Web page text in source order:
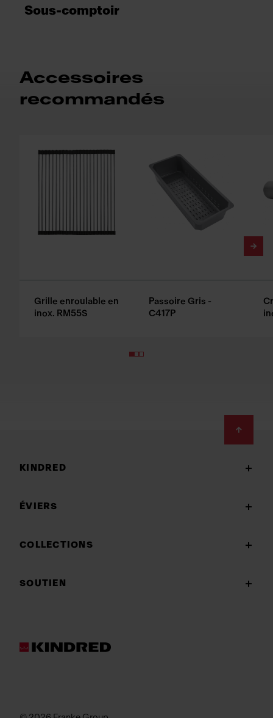
Sous-comptoir
Accessoires
recommandés
Grille enroulable en
inox. RM55S
Passoire Gris -
C417P
KINDRED
ÉVIERS
COLLECTIONS
SOUTIEN